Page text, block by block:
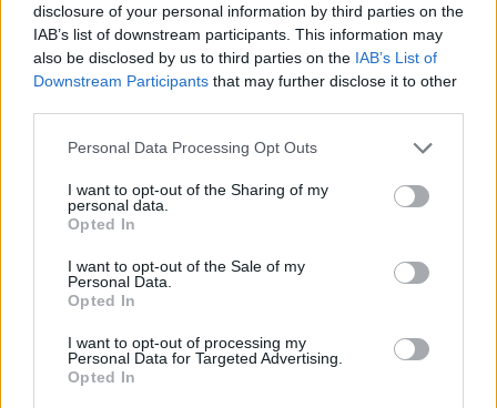
disclosure of your personal information by third parties on the
IAB’s list of downstream participants. This information may
also be disclosed by us to third parties on the IAB’s List of
Downstream Participants that may further disclose it to other
Personal Data Processing Opt Outs
I want to opt-out of the Sharing of my
personal data.
Opted In
I want to opt-out of the Sale of my
Personal Data.
Opted In
I want to opt-out of processing my
Personal Data for Targeted Advertising.
Opted In
Εθνική: Στο T-Center ο αγώνας με την Ισπανία - Το πρόγραμμα των
Στη Μέλμπουρν Γιουνάιτεντ ο
Κόουλ Άντονι!
στα καθαρά κέρδη του α΄
εξαμήνου – Στα 524,4 εκατ.